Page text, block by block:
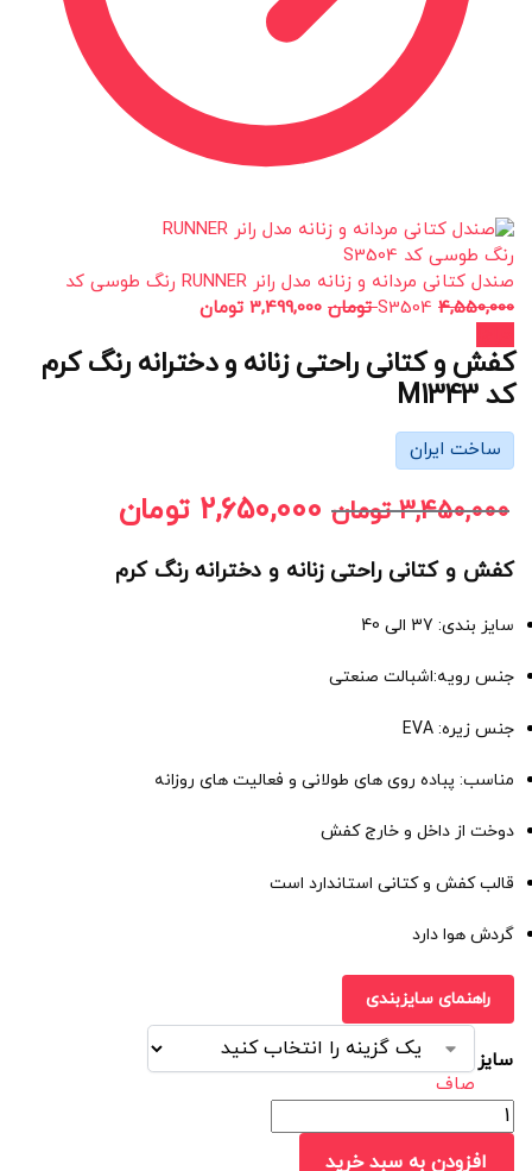
صندل کتانی مردانه و زنانه مدل رانر RUNNER رنگ طوسی کد
S3504 4,550,000 تومان 3,499,000 تومان
کفش و کتانی راحتی زنانه و دخترانه رنگ کرم
کد M1343
ساخت ایران
3,450,000 تومان 2,650,000 تومان
کفش و کتانی راحتی زنانه و دخترانه رنگ کرم
سایز بندی: 37 الی 40
جنس رویه:اشبالت صنعتی
جنس زیره: EVA
مناسب: پباده روی های طولانی و فعالیت های روزانه
دوخت از داخل و خارج کفش
قالب کفش و کتانی استاندارد است
گردش هوا دارد
راهنمای سایزبندی
سایز
صاف
افزودن به سبد خرید